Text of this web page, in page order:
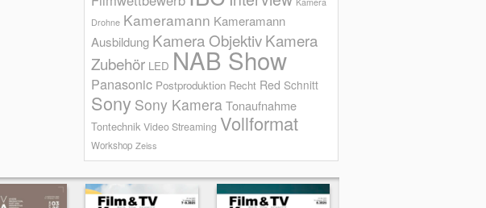
Drohne Kameramann Kameramann
Ausbildung Kamera ObjektivKamera
Zubehör LED NAB Show
Panasonic Postproduktion Recht Red Schnitt
Sony Sony KameraTonaufnahme
Tontechnik Video Streaming Vollformat
Workshop Zeiss